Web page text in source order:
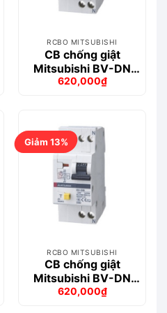
RCBO MITSUBISHI
CB chống giật
Mitsubishi BV-DN
1PN 10A 30mA
Giá
620,000₫
Giá
620,000₫.
Giảm 13%
RCBO MITSUBISHI
CB chống giật
Mitsubishi BV-DN
1PN 10A 100mA
Giá
620,000₫
Giá